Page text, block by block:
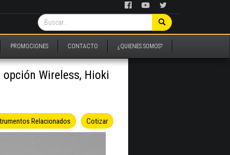
PROMOCIONES CONTACTO ¿QUIENES SOMOS?
opción Wireless, Hioki
Cotizar
Relacionados